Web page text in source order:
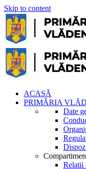
Skip to content
ACASĂ
PRIMĂRIA
Date
Relatii